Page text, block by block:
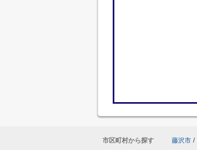
市区町村から探す 藤沢市 /